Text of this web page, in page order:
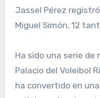
Jassel Pérez
Miguel Simón, 12
Ha sido una serie de
Palacio del Voleibol
ha convertido en